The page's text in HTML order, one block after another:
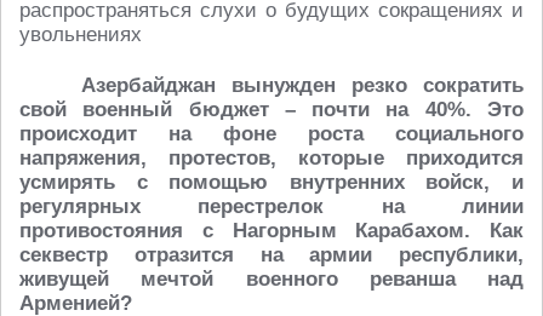
Азербайджан вынужден резко сократить
свой военный бюджет – почти на 40%. Это
происходит на фоне роста социального
напряжения, протестов, которые приходится
усмирять с помощью внутренних войск, и
регулярных перестрелок на линии
противостояния с Нагорным Карабахом. Как
секвестр отразится на армии республики,
живущей мечтой военного реванша над
Арменией?